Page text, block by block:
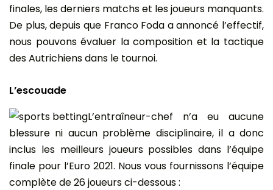
finales, les derniers matchs et les joueurs manquants.
De plus, depuis que Franco Foda a annoncé l’effectif,
nous pouvons évaluer la composition et la tactique
des Autrichiens dans le tournoi.
L’escouade
L’entraîneur-chef n’a eu aucune
blessure ni aucun problème disciplinaire, il a donc
inclus les meilleurs joueurs possibles dans l’équipe
finale pour l’Euro 2021. Nous vous fournissons l’équipe
complète de 26 joueurs ci-dessous :